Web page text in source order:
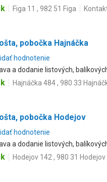
Figa 11 , 982 51 Figa
pobočka Hajnáčka
hodnotenie
a dodanie listových,
Hajnáčka 484 , 980 33
pobočka Hodejov
hodnotenie
a dodanie listových,
Hodejov 142 , 980 31 Hodejov